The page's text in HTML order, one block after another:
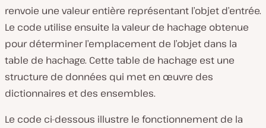
renvoie une valeur entière représentant l’objet d’entrée.
Le code utilise ensuite la valeur de hachage obtenue
pour déterminer l’emplacement de l’objet dans la
table de hachage. Cette table de hachage est une
structure de données qui met en œuvre des
dictionnaires et des ensembles.
Le code ci-dessous illustre le fonctionnement de la